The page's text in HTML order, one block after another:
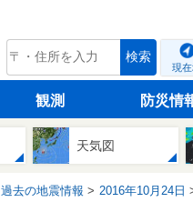
tenki.jp 検索
現
観測 防災情
天気図
過去の地震情報 2016年10月24日